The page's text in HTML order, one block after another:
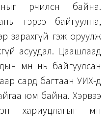
өөрчилсөн байна.
гэрээ байгуулна,
зарахгүй гэж оруулж
асуудал. Цаашлаад
өмнө нь байгуулсан
сард багтаан УИХ-д
юм байна. Хэрвээ
хариуцлагыг мөн